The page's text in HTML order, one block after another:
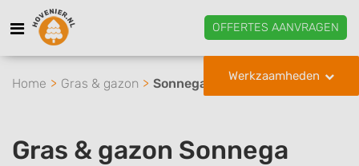
OFFERTES AANVRAGEN
Werkzaamheden
Home Gras & gazon Sonnega
Gras & gazon Sonnega